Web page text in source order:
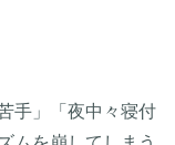
手」「夜中々寝付